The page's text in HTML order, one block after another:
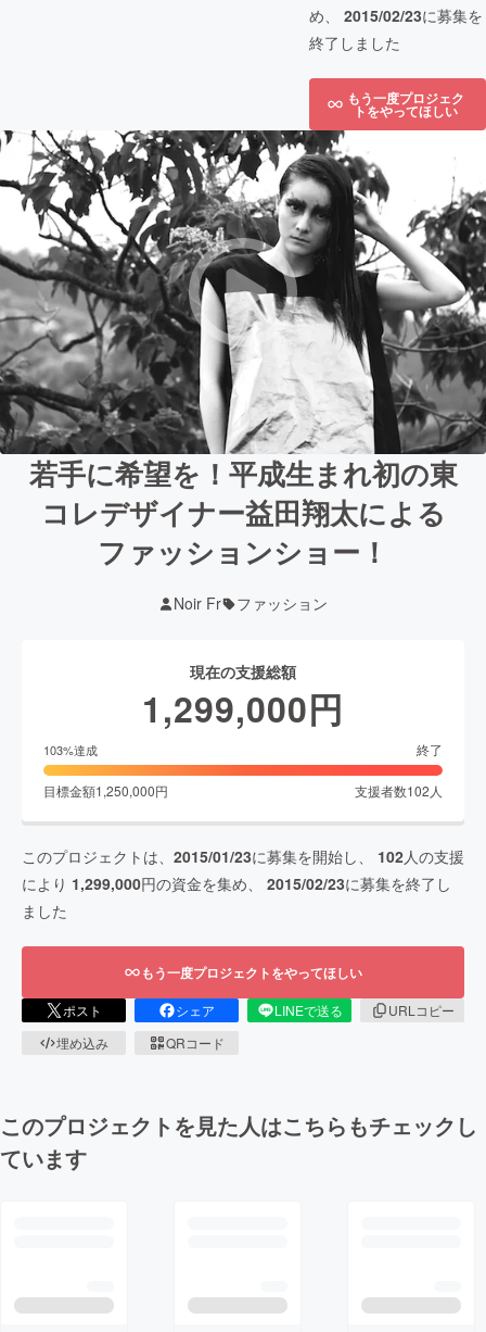
め、 2015/02/23に募集を
終了しました
もう一度プロジェク
トをやってほしい
若手に希望を！平成生まれ初の東
コレデザイナー益田翔太による
ファッションショー！
Noir Fr ファッション
現在の支援総額
1,299,000円
103%達成 終了
目標金額1,250,000円 支援者数102 人
このプロジェクトは、 2015/01/23に募集を開始し、 102人の支援
により 1,299,000円の資金を集め、 2015/02/23に募集を終了し
ました
もう一度プロジェクトをやってほしい
ポスト シェア LINEで送る
URLコピー
埋め込み
QRコード
このプロジェクトを見た人はこちらもチェックし
ています